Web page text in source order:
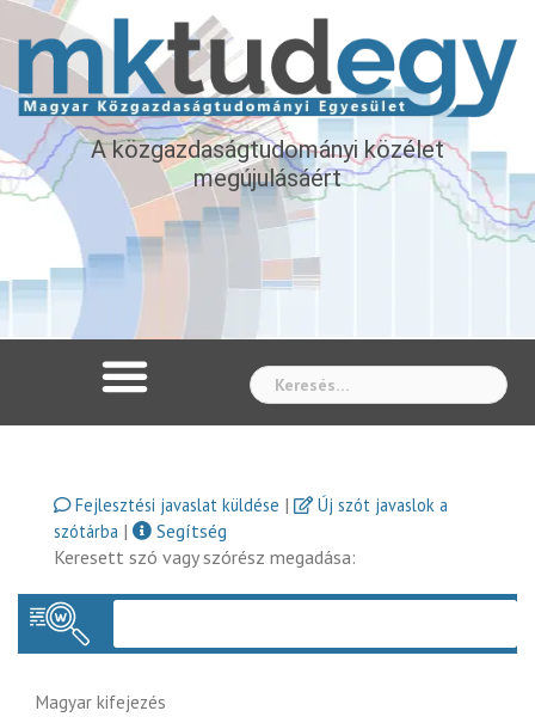
A közgazdaságtudományi közélet
megújulásáért
Fejlesztési javaslat küldése |
Új szót javaslok a
szótárba |
Segítség
Keresett szó vagy szórész megadása:
Magyar kifejezés